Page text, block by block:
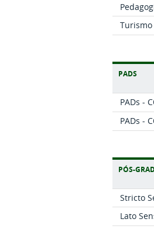
Turismo
PADS
PADs -
PADs -
PÓS-
Stricto
Lato